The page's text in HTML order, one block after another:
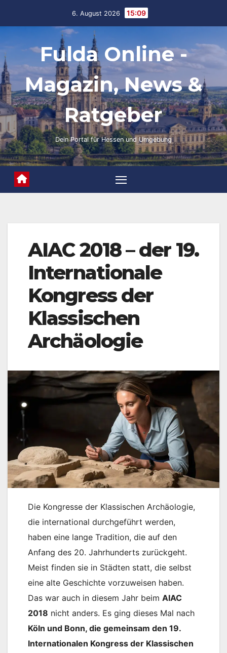
6. August 2026 15:09
Fulda Online -
Magazin, News &
Ratgeber
Dein Portal für Hessen und Umgebung
AIAC 2018 – der 19.
Internationale
Kongress der
Klassischen
Archäologie
Die Kongresse der Klassischen Archäologie,
die international durchgeführt werden,
haben eine lange Tradition, die auf den
Anfang des 20. Jahrhunderts zurückgeht.
Meist finden sie in Städten statt, die selbst
eine alte Geschichte vorzuweisen haben.
Das war auch in diesem Jahr beim AIAC
2018 nicht anders. Es ging dieses Mal nach
Köln und Bonn, die gemeinsam den 19.
Internationalen Kongress der Klassischen